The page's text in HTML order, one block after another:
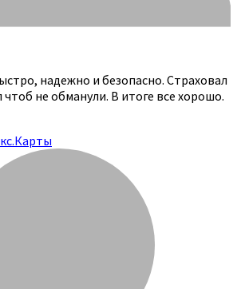
надежно и безопасно. Страховал
не обманули. В итоге все хорошо.